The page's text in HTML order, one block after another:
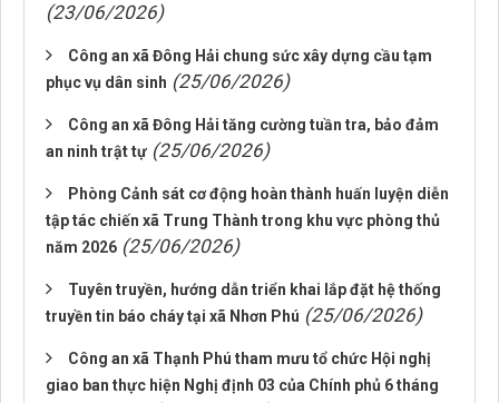
(23/06/2026)
Công an xã Đông Hải chung sức xây dựng cầu tạm
phục vụ dân sinh (25/06/2026)
Công an xã Đông Hải tăng cường tuần tra, bảo đảm
an ninh trật tự (25/06/2026)
Phòng Cảnh sát cơ động hoàn thành huấn luyện diễn
tập tác chiến xã Trung Thành trong khu vực phòng thủ
năm 2026 (25/06/2026)
Tuyên truyền, hướng dẫn triển khai lắp đặt hệ thống
truyền tin báo cháy tại xã Nhơn Phú (25/06/2026)
Công an xã Thạnh Phú tham mưu tổ chức Hội nghị
giao ban thực hiện Nghị định 03 của Chính phủ 6 tháng